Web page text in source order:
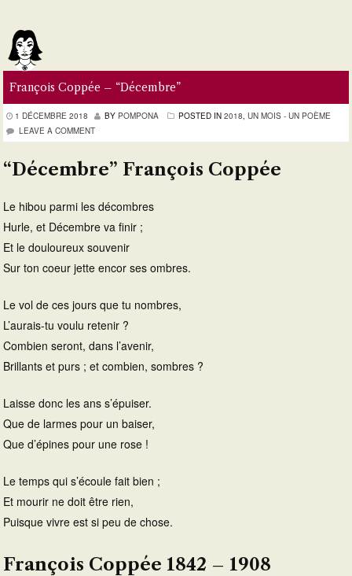
François Coppée – “Décembre”
1 DÉCEMBRE 2018 BY POMPONA POSTED IN 2018, UN MOIS - UN POÈME
LEAVE A COMMENT
“Décembre” François Coppée
Le hibou parmi les décombres
Hurle, et Décembre va finir ;
Et le douloureux souvenir
Sur ton coeur jette encor ses ombres.
Le vol de ces jours que tu nombres,
L’aurais-tu voulu retenir ?
Combien seront, dans l’avenir,
Brillants et purs ; et combien, sombres ?
Laisse donc les ans s’épuiser.
Que de larmes pour un baiser,
Que d’épines pour une rose !
Le temps qui s’écoule fait bien ;
Et mourir ne doit être rien,
Puisque vivre est si peu de chose.
François Coppée 1842 – 1908